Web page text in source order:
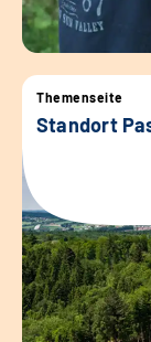
Themenseite
Standort